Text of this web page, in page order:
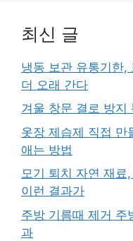
최신 글
냉동 보관 유통기한,
더 오래 간다
겨울 창문 결로 방지
옷장 제습제 직접 만
애는 방법
모기 퇴치 자연 재료
이런 결과가
주방 기름때 제거 주
과